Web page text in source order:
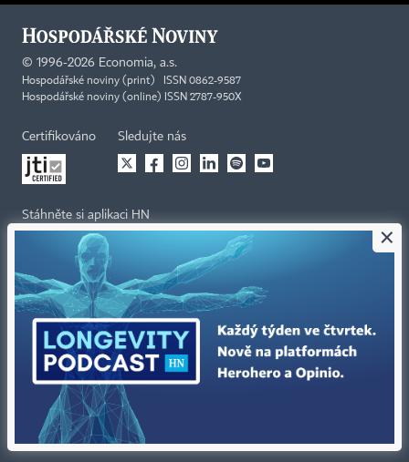
© 1996-2026 Economia, a.s.
Hospodářské noviny (print) ISSN 0862-9587
Hospodářské noviny (online) ISSN 2787-950X
Certifikováno Sledujte nás
Stáhněte si aplikaci HN
Kontakty
Tiráž redakce HN
Economia
Kariéra v HN
Ceník inzerce
Ochrana osobních údajů
Prohlášení o cookies
Nastavení soukromí
×